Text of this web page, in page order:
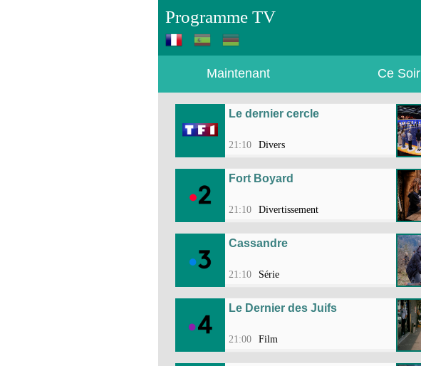
Programme TV
Maintenant Ce Soir
Le dernier cercle
21:10 Divers
Fort Boyard
21:10 Divertissement
Cassandre
21:10 Série
Le Dernier des Juifs
21:00 Film